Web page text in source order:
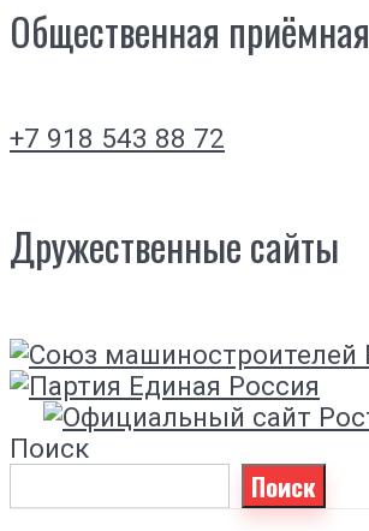
Общественная приёмная
+7 918 543 88 72
Дружественные сайты
Поиск
Поиск